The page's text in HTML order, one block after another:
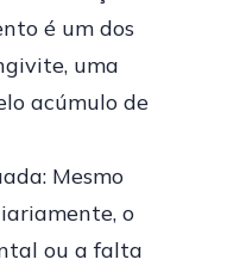
é um dos
uma
acúmulo de
Mesmo
o
ou a falta